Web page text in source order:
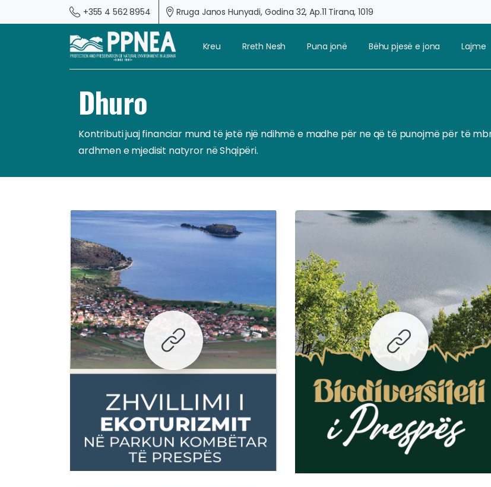
+355 4 562 8954 Rruga Janos Hunyadi, Godina 32, Ap.11 Tirana, 1019
Kreu Rreth Nesh Puna jonë Bëhu pjesë e jona Lajme
Dhuro
Kontributi juaj financiar mund të jetë një ndihmë e madhe për ne që të punojmë për të
ardhmen e mjedisit natyror në Shqipëri.